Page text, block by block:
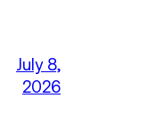
July 8,
2026